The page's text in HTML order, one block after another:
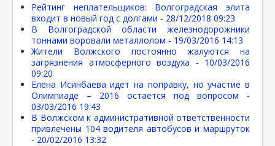
Рейтинг неплательщиков: Волгоградская элита
входит в новый год с долгами - 28/12/2018 09:23
В Волгоградской области железнодорожники
тоннами воровали металлолом - 19/03/2016 14:13
Жители Волжского постоянно жалуются на
загрязнения атмосферного воздуха - 10/03/2016
09:20
Елена Исинбаева идет на поправку, но участие в
Олимпиаде – 2016 остается под вопросом -
03/03/2016 19:43
В Волжском к административной ответственности
привлечены 104 водителя автобусов и маршруток
- 20/02/2016 13:32